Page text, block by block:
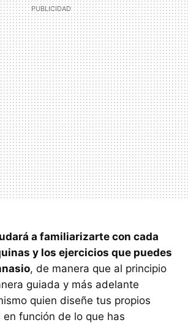
a familiarizarte con cada
y los ejercicios que puedes
, de manera que al principio
guiada y más adelante
quien diseñe tus propios
función de lo que has